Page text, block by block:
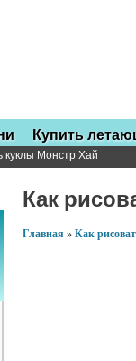
Купить
куклы Монстр Хай
Как
Главная » Как